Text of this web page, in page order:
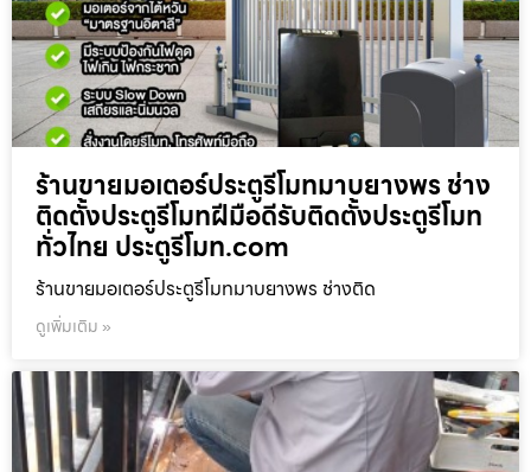
ร้านขายมอเตอร์ประตูรีโมทมาบยางพร ช่าง
ติดตั้งประตูรีโมทฝีมือดีรับติดตั้งประตูรีโมท
ทั่วไทย ประตูรีโมท.com
ร้านขายมอเตอร์ประตูรีโมทมาบยางพร ช่างติด
ดูเพิ่มเติม »